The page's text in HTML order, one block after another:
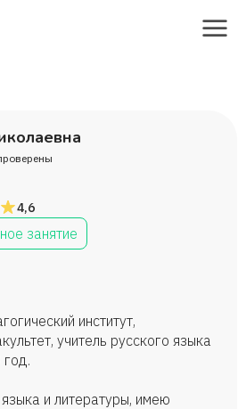
4,6
занятие
институт,
учитель русского языка
и литературы, имею